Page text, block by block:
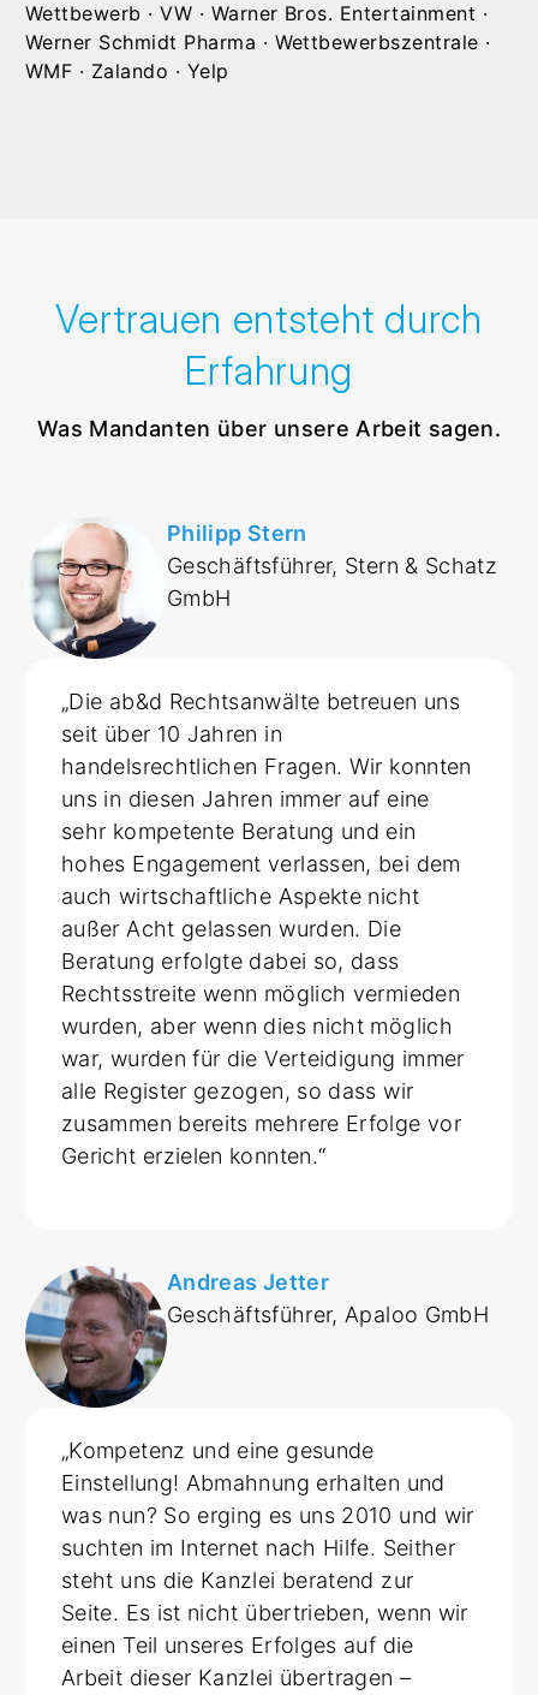
Wettbewerb · VW · Warner Bros. Entertainment ·
Werner Schmidt Pharma · Wettbewerbszentrale ·
WMF · Zalando · Yelp
Vertrauen entsteht durch
Erfahrung
Was Mandanten über unsere Arbeit sagen.
Philipp Stern
Geschäftsführer, Stern & Schatz
GmbH
„Die ab&d Rechtsanwälte betreuen uns
seit über 10 Jahren in
handelsrechtlichen Fragen. Wir konnten
uns in diesen Jahren immer auf eine
sehr kompetente Beratung und ein
hohes Engagement verlassen, bei dem
auch wirtschaftliche Aspekte nicht
außer Acht gelassen wurden. Die
Beratung erfolgte dabei so, dass
Rechtsstreite wenn möglich vermieden
wurden, aber wenn dies nicht möglich
war, wurden für die Verteidigung immer
alle Register gezogen, so dass wir
zusammen bereits mehrere Erfolge vor
Gericht erzielen konnten.“
Andreas Jetter
Geschäftsführer, Apaloo GmbH
„Kompetenz und eine gesunde
Einstellung! Abmahnung erhalten und
was nun? So erging es uns 2010 und wir
suchten im Internet nach Hilfe. Seither
steht uns die Kanzlei beratend zur
Seite. Es ist nicht übertrieben, wenn wir
einen Teil unseres Erfolges auf die
Arbeit dieser Kanzlei übertragen –